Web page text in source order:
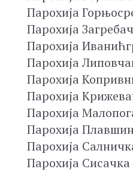
Парохија
Парохија
Парохија
Парохија
Парохија
Парохија
Парохија
Парохија
Парохија
Парохија Сисачка